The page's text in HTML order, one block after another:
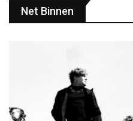
Net Binnen